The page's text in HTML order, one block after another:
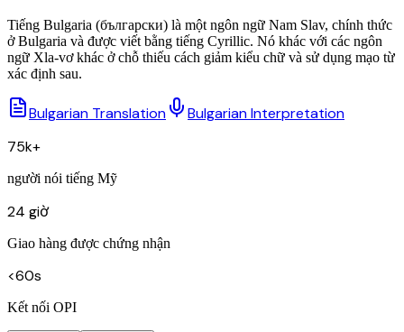
Tiếng Bulgaria (български) là một ngôn ngữ Nam Slav, chính thức
ở Bulgaria và được viết bằng tiếng Cyrillic. Nó khác với các ngôn
ngữ Xla-vơ khác ở chỗ thiếu cách giảm kiểu chữ và sử dụng mạo từ
xác định sau.
Bulgarian Translation
Bulgarian Interpretation
75k+
người nói tiếng Mỹ
24 giờ
Giao hàng được chứng nhận
<60s
Kết nối OPI